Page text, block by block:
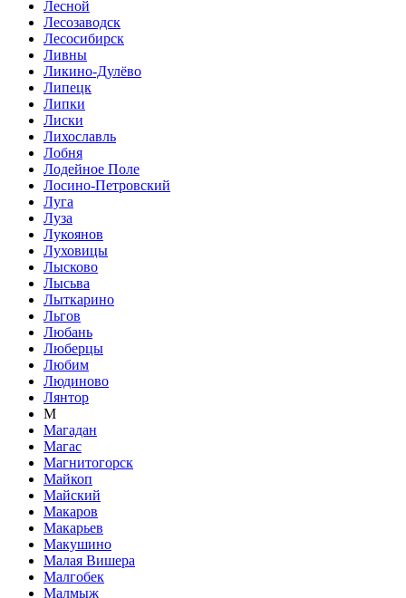
Лесной
Лесозаводск
Лесосибирск
Ливны
Ликино-Дулёво
Липецк
Липки
Лиски
Лихославль
Лобня
Лодейное Поле
Лосино-Петровский
Луга
Луза
Лукоянов
Луховицы
Лысково
Лысьва
Лыткарино
Льгов
Любань
Люберцы
Любим
Людиново
Лянтор
М
Магадан
Магас
Магнитогорск
Майкоп
Майский
Макаров
Макарьев
Макушино
Малая Вишера
Малгобек
Малмыж